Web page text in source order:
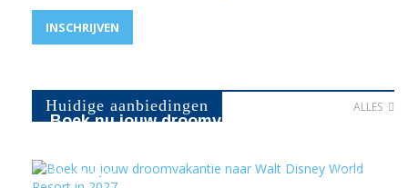
INSCHRIJVEN
Huidige aanbiedingen
Boek nu jouw droomvakantie naar Walt
21-04-2026 1127
ALLES